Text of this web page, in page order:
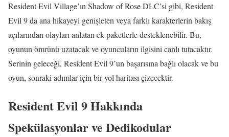
Resident Evil Village’ın Shadow of Rose DLC’si gibi, Resident
Evil 9 da ana hikayeyi genişleten veya farklı karakterlerin bakış
açılarından olayları anlatan ek paketlerle desteklenebilir. Bu,
oyunun ömrünü uzatacak ve oyuncuların ilgisini canlı tutacaktır.
Serinin geleceği, Resident Evil 9’un başarısına bağlı olacak ve bu
oyun, sonraki adımlar için bir yol haritası çizecektir.
Resident Evil 9 Hakkında
Spekülasyonlar ve Dedikodular